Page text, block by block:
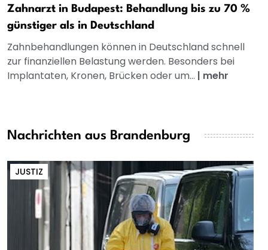
Zahnarzt in Budapest: Behandlung bis zu 70 %
günstiger als in Deutschland
Zahnbehandlungen können in Deutschland schnell
zur finanziellen Belastung werden. Besonders bei
Implantaten, Kronen, Brücken oder um... | mehr
Nachrichten aus Brandenburg
JUSTIZ